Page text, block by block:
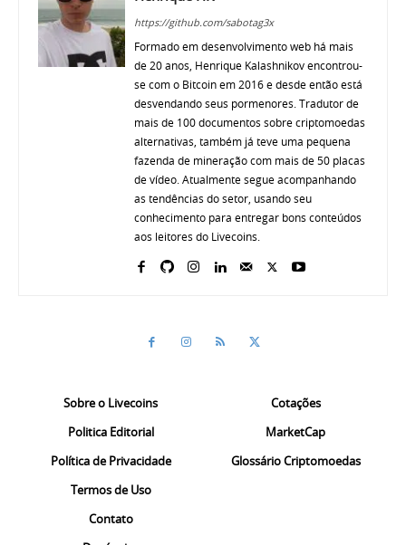
https://github.com/sabotag3x
Formado em desenvolvimento web há mais
de 20 anos, Henrique Kalashnikov encontrou-
se com o Bitcoin em 2016 e desde então está
desvendando seus pormenores. Tradutor de
mais de 100 documentos sobre criptomoedas
alternativas, também já teve uma pequena
fazenda de mineração com mais de 50 placas
de vídeo. Atualmente segue acompanhando
as tendências do setor, usando seu
conhecimento para entregar bons conteúdos
aos leitores do Livecoins.
Sobre o Livecoins
Politica Editorial
Política de Privacidade
Termos de Uso
Contato
Cotações
MarketCap
Glossário Criptomoedas